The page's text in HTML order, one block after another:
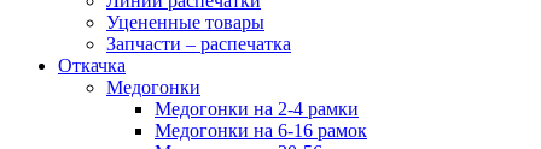
Уцененные товары
Запчасти – распечатка
Откачка
Медогонки
Медогонки на 2-4 рамки
Медогонки на 6-16 рамок